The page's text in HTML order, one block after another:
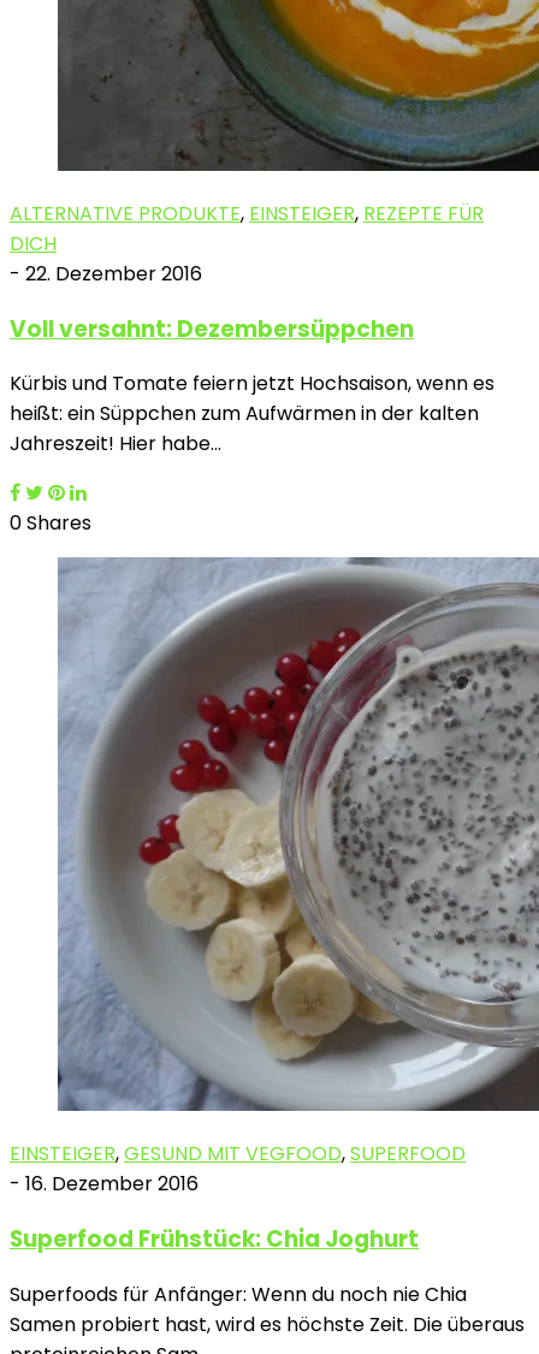
ALTERNATIVE PRODUKTE, EINSTEIGER, REZEPTE FÜR
DICH
- 22. Dezember 2016
Voll versahnt: Dezembersüppchen
Kürbis und Tomate feiern jetzt Hochsaison, wenn es
heißt: ein Süppchen zum Aufwärmen in der kalten
Jahreszeit! Hier habe…
0 Shares
EINSTEIGER,GESUND MIT VEGFOOD,SUPERFOOD
- 16. Dezember 2016
Superfood Frühstück: Chia Joghurt
Superfoods für Anfänger: Wenn du noch nie Chia
Samen probiert hast, wird es höchste Zeit. Die überaus